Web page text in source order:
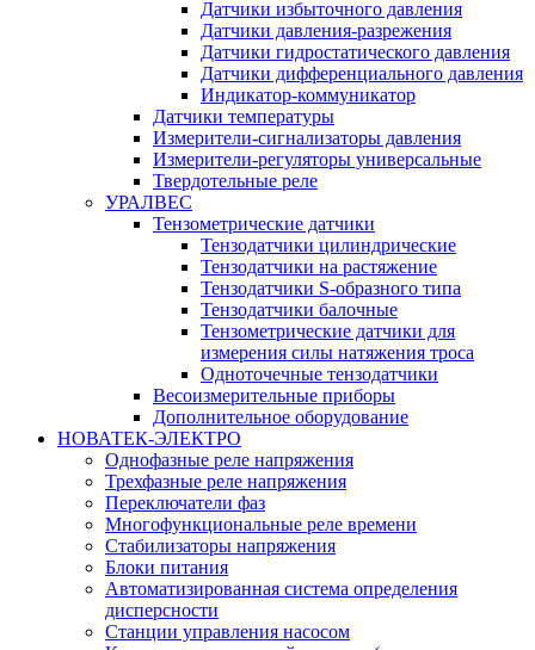
Датчики избыточного давления
Датчики давления-разрежения
Датчики гидростатического давления
Датчики дифференциального давления
Индикатор-коммуникатор
Датчики температуры
Измерители-сигнализаторы давления
Измерители-регуляторы универсальные
Твердотельные реле
УРАЛВЕС
Тензометрические датчики
Тензодатчики цилиндрические
Тензодатчики на растяжение
Тензодатчики S-образного типа
Тензодатчики балочные
Тензометрические датчики для
измерения силы натяжения троса
Одноточечные тензодатчики
Весоизмерительные приборы
Дополнительное оборудование
НОВАТЕК-ЭЛЕКТРО
Однофазные реле напряжения
Трехфазные реле напряжения
Переключатели фаз
Многофункциональные реле времени
Стабилизаторы напряжения
Блоки питания
Автоматизированная система определения
дисперсности
Станции управления насосом